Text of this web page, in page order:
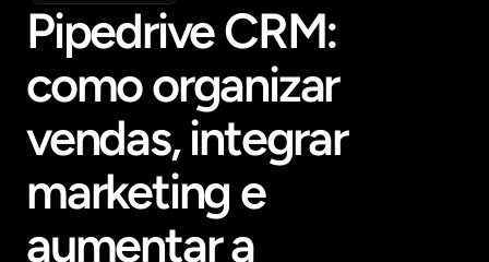
Get in touch
Pipedrive CRM:
como organizar
vendas, integrar
marketing e
aumentar a